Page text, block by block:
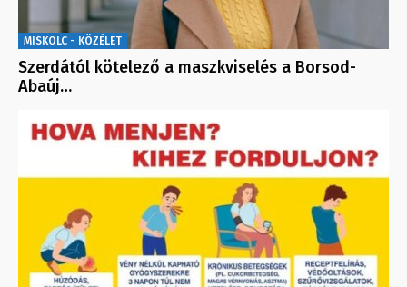
MISKOLC - KÖZÉLET
Szerdától kötelező a maszkviselés a Borsod-
Abaúj…